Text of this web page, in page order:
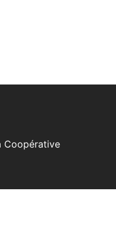
Coopérative